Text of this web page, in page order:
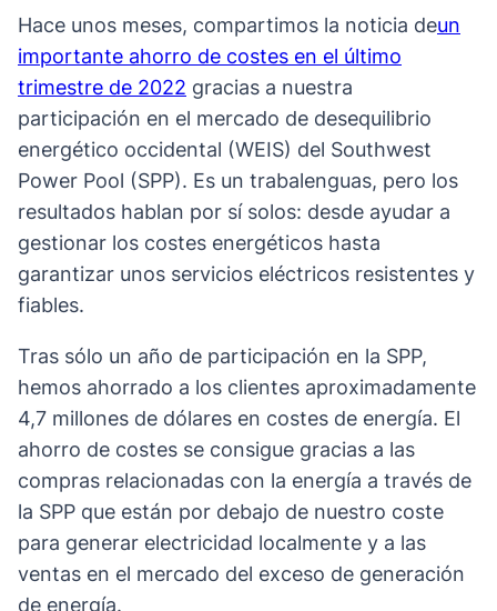
Hace unos meses, compartimos la noticia deun
importante ahorro de costes en el último
trimestre de 2022 gracias a nuestra
participación en el mercado de desequilibrio
energético occidental (WEIS) del Southwest
Power Pool (SPP). Es un trabalenguas, pero los
resultados hablan por sí solos: desde ayudar a
gestionar los costes energéticos hasta
garantizar unos servicios eléctricos resistentes y
fiables.
Tras sólo un año de participación en la SPP,
hemos ahorrado a los clientes aproximadamente
4,7 millones de dólares en costes de energía. El
ahorro de costes se consigue gracias a las
compras relacionadas con la energía a través de
la SPP que están por debajo de nuestro coste
para generar electricidad localmente y a las
ventas en el mercado del exceso de generación
de energía.